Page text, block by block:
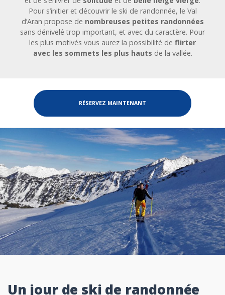
RÉSERVEZ MAINTENANT
Pour s’initier et découvrir le ski de randonnée, le Val
d’Aran propose de nombreuses petites randonnées
sans dénivelé trop important, et avec du caractère. Pour
les plus motivés vous aurez la possibilité de flirter
avec les sommets les plus hauts de la vallée.
Un jour de ski de randonnée